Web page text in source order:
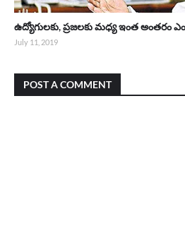
ఉద్యోగులకు, ప్రజలకు మధ్య ఇంత అంతరం
July 11, 2019
POST A COMMENT